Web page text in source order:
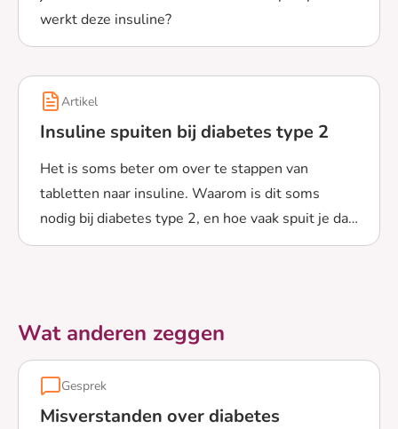
werkt deze insuline?
Lees meer over Hoe gebruik je insuline?
Artikel
Insuline spuiten bij diabetes type 2
Het is soms beter om over te stappen van
tabletten naar insuline. Waarom is dit soms
nodig bij diabetes type 2, en hoe vaak spuit je dan
insuline?
Lees meer over Insuline spuiten bij diabetes type 2
Wat anderen zeggen
Gesprek
Misverstanden over diabetes